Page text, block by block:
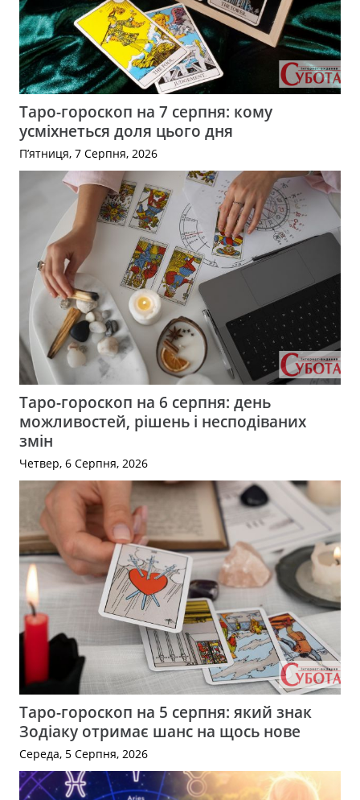
Таро-гороскоп на 7 серпня: кому
усміхнеться доля цього дня
П’ятниця, 7 Серпня, 2026
Таро-гороскоп на 6 серпня: день
можливостей, рішень і несподіваних
змін
Четвер, 6 Серпня, 2026
Таро-гороскоп на 5 серпня: який знак
Зодіаку отримає шанс на щось нове
Середа, 5 Серпня, 2026